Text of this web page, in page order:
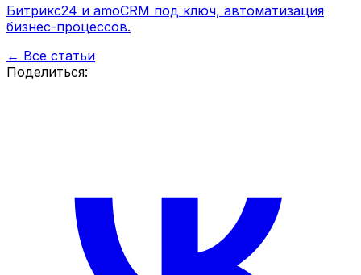
Битрикс24 и amoCRM под ключ, автоматизация
бизнес-процессов.
← Все статьи
Поделиться: